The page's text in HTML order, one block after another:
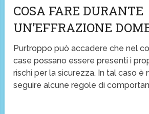
COSA FARE DURANTE
UN’EFFRAZIONE
Purtroppo può accadere che nel
case possano essere presenti i
rischi per la sicurezza. In tal caso è
seguire alcune regole di